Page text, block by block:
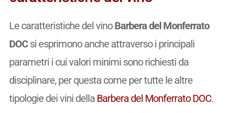
Le caratteristiche del vinoBarbera del Monferrato
DOCsi esprimono anche attraverso i principali
parametri i cui valori minimi sono richiesti da
disciplinare, per questa come per tutte le altre
tipologie dei vini della Barbera del Monferrato DOC.